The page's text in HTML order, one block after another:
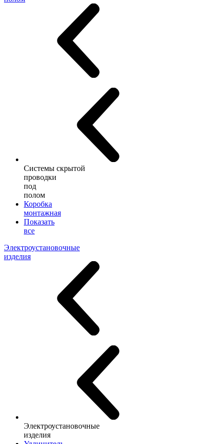
Системы скрытой
проводки
под
полом
Коробка
монтажная
Показать
все
Электроустановочные
изделия
Электроустановочные
изделия